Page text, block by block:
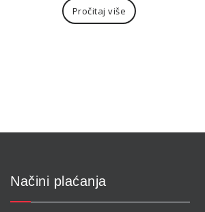
Pročitaj više
Načini plaćanja